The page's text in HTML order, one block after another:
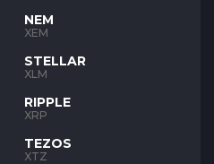
NEM
XEM
STELLAR
XLM
RIPPLE
XRP
TEZOS
XTZ